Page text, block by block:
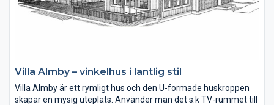
Villa Almby – vinkelhus i lantlig stil
Villa Almby är ett rymligt hus och den U-formade huskroppen
skapar en mysig uteplats. Använder man det s.k TV-rummet till